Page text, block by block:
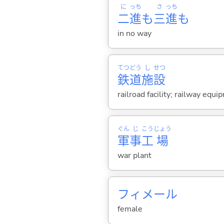
二
に
進
っち
も三
さ
進
っち
も
in no way
鉄
てつ
道
どう
施
し
設
せつ
railroad facility; railway
軍
ぐん
事
じ
工
こう
場
じょう
war plant
フィメール
female